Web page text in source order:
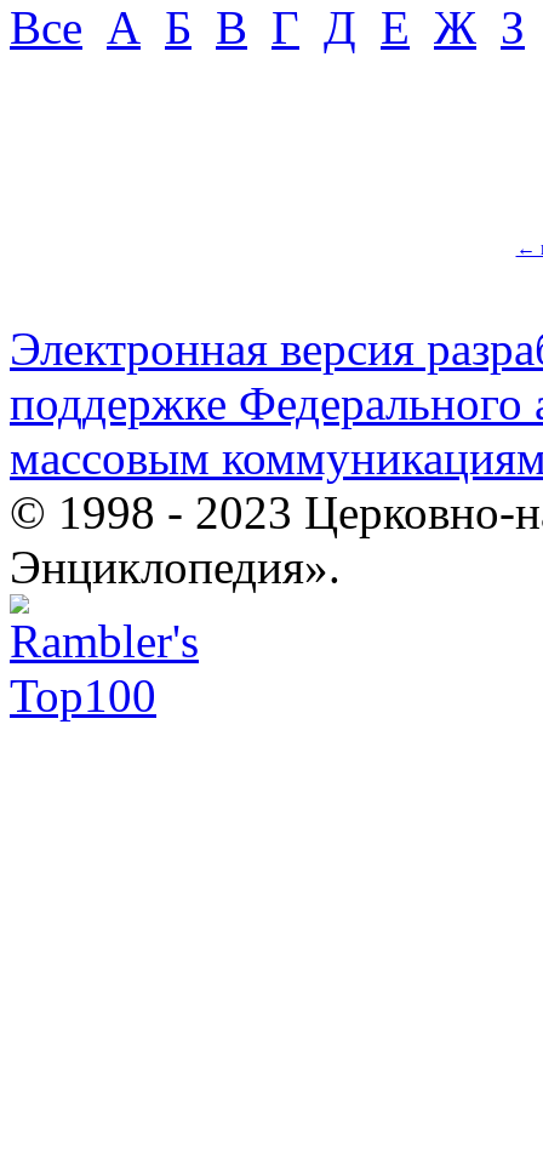
Все А Б В Г Д Е Ж З
←
Электронная версия
поддержке Федерального
массовым
© 1998 - 2023 Церковно-
Энциклопедия».